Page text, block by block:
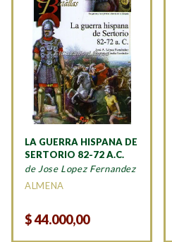
LA GUERRA HISPANA DE
SERTORIO 82-72 A.C.
de Jose Lopez Fernandez
ALMENA
$44.000,00